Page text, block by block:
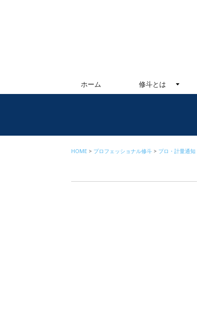
ホーム 修斗とは
HOME プロフェッショナル修斗 プロ・計量通知